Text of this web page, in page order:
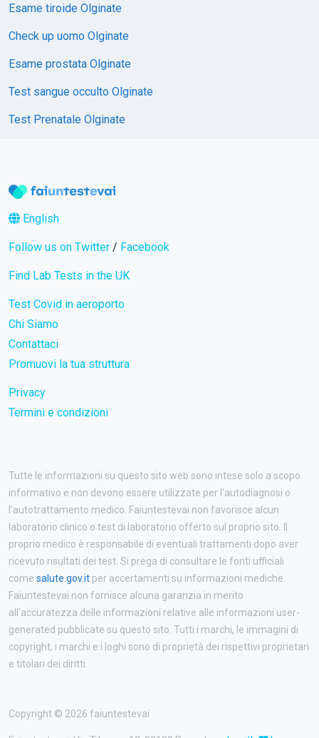
Esame tiroide Olginate
Check up uomo Olginate
Esame prostata Olginate
Test sangue occulto Olginate
Test Prenatale Olginate
English
Follow us on Twitter / Facebook
Find Lab Tests in the UK
Test Covid in aeroporto
Chi Siamo
Contattaci
Promuovi la tua struttura
Privacy
Termini e condizioni
Tutte le informazioni su questo sito web sono intese solo a scopo
informativo e non devono essere utilizzate per l'autodiagnosi o
l'autotrattamento medico. Faiuntestevai non favorisce alcun
laboratorio clinico o test di laboratorio offerto sul proprio sito. Il
proprio medico è responsabile di eventuali trattamenti dopo aver
ricevuto risultati dei test. Si prega di consultare le fonti ufficiali
come salute.gov.it per accertamenti su informazioni mediche.
Faiuntestevai non fornisce alcuna garanzia in merito
all'accuratezza delle informazioni relative alle informazioni user-
generated pubblicate su questo sito. Tutti i marchi, le immagini di
copyright, i marchi e i loghi sono di proprietà dei rispettivi proprietari
e titolari dei diritti.
Copyright © 2026 faiuntestevai